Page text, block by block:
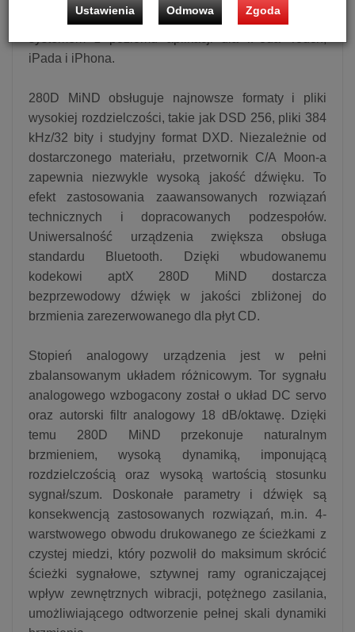
Ponadto dzięki modułowi użytkownik może sterować
iPada i iPhona.
280D MiND obsługuje najnowsze formaty i pliki
wysokiej rozdzielczości, takie jak DSD 256, pliki 384
kHz/32 bity i studyjny format DXD. Niezależnie od
dostarczonego materiału, przetwornik C/A Moon-a
zapewnia niezwykle wysoką jakość dźwięku. To
efekt zastosowania zaawansowanych rozwiązań
technicznych i dopracowanych podzespołów.
Uniwersalność urządzenia zwiększa obsługa
standardu Bluetooth. Dzięki wbudowanemu
kodekowi aptX 280D MiND dostarcza
bezprzewodowy dźwięk w jakości zbliżonej do
brzmienia zarezerwowanego dla płyt CD.
Stopień analogowy urządzenia jest w pełni
zbalansowanym układem różnicowym. Tor sygnału
analogowego wzbogacony został o układ DC servo
oraz autorski filtr analogowy 18 dB/oktawę. Dzięki
temu 280D MiND przekonuje naturalnym
brzmieniem, wysoką dynamiką, imponującą
rozdzielczością oraz wysoką wartością stosunku
sygnał/szum. Doskonałe parametry i dźwięk są
konsekwencją zastosowanych rozwiązań, m.in. 4-
warstwowego obwodu drukowanego ze ścieżkami z
czystej miedzi, który pozwolił do maksimum skrócić
ścieżki sygnałowe, sztywnej ramy ograniczającej
wpływ zewnętrznych wibracji, potężnego zasilania,
umożliwiającego odtworzenie pełnej skali dynamiki
Ustawienia Odmowa Zgoda